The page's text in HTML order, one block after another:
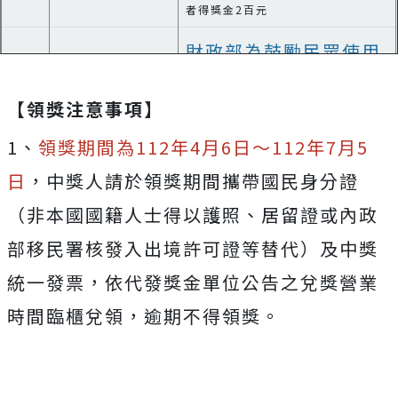
者得獎金2百元
增
六
獎
X
財政部為鼓勵民眾使用
改增加65萬組「雲端發
票專屬獎500元」，從
原本100萬組加碼至
165萬組。
【領獎注意事項】
1、 領獎期間為112年4月6日～112年7月5
日 ，中獎人請於領獎期間攜帶國民身分證
（非本國國籍人士得以護照、居留證或內政
部移民署核發入出境許可證等替代）及中獎
統一發票，依代發獎金單位公告之兌獎營業
時間臨櫃兌領，逾期不得領獎。